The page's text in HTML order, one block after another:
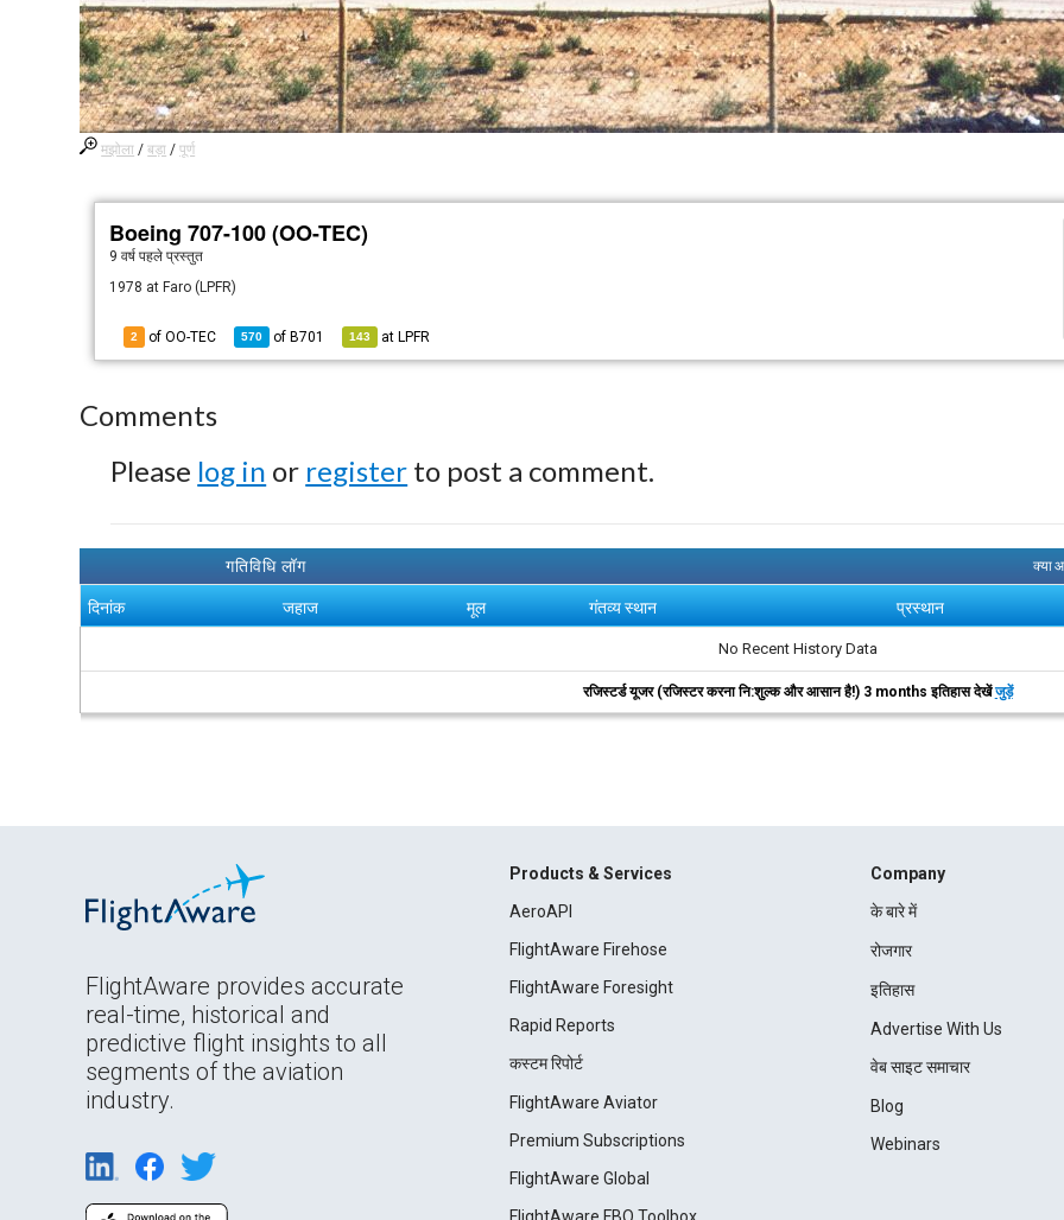
मझोला /बड़ा /पूर्ण
Boeing 707-100 (OO-TEC)
9 वर्ष पहले प्रस्तुत
1978 at Faro (LPFR)
2 of OO-TEC 570 of B701 143 at LPFR
Comments
Please log in or register to post a comment.
गतिविधि लॉग क्या
दिनांक जहाज मूल गंतव्य स्थान प्रस्थान
No Recent History Data
रजिस्टर्ड यूजर (रजिस्टर करना नि:शुल्क और आसान है!) 3 months इतिहास देखेंजुड़ें
FlightAware provides accurate
real-time, historical and
predictive flight insights to all
segments of the aviation
industry.
Products & Services
AeroAPI
FlightAware Firehose
FlightAware Foresight
Rapid Reports
कस्टम रिपोर्ट
FlightAware Aviator
Premium Subscriptions
FlightAware Global
Company
के बारे में
रोजगार
इतिहास
Advertise With Us
वेब साइट समाचार
Blog
Webinars